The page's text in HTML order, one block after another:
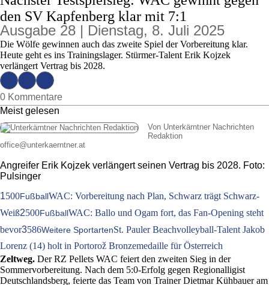
den SV Kapfenberg klar mit 7:1
Ausgabe 28 | Dienstag, 8. Juli 2025
Die Wölfe gewinnen auch das zweite Spiel der Vorbereitung klar.
Heute geht es ins Trainingslager. Stürmer-Talent Erik Kojzek
verlängert Vertrag bis 2028.
0 Kommentare
Meist gelesen
Von Unterkärntner Nachrichten
Redaktion
office@unterkaerntner.at
Angreifer Erik Kojzek verlängert seinen Vertrag bis 2028. Foto:
Pulsinger
1500FußballWAC: Vorbereitung nach Plan, Schwarz trägt Schwarz-
Weiß2500FußballWAC: Ballo und Ogam fort, das Fan-Opening steht
bevor3586Weitere SportartenSt. Pauler Beachvolleyball-Talent Jakob
Lorenz (14) holt in Portorož Bronzemedaille für Österreich
Zeltweg. Der RZ Pellets WAC feiert den zweiten Sieg in der
Sommervorbereitung. Nach dem 5:0-Erfolg gegen Regionalligist
Deutschlandsberg, feierte das Team von Trainer Dietmar Kühbauer am